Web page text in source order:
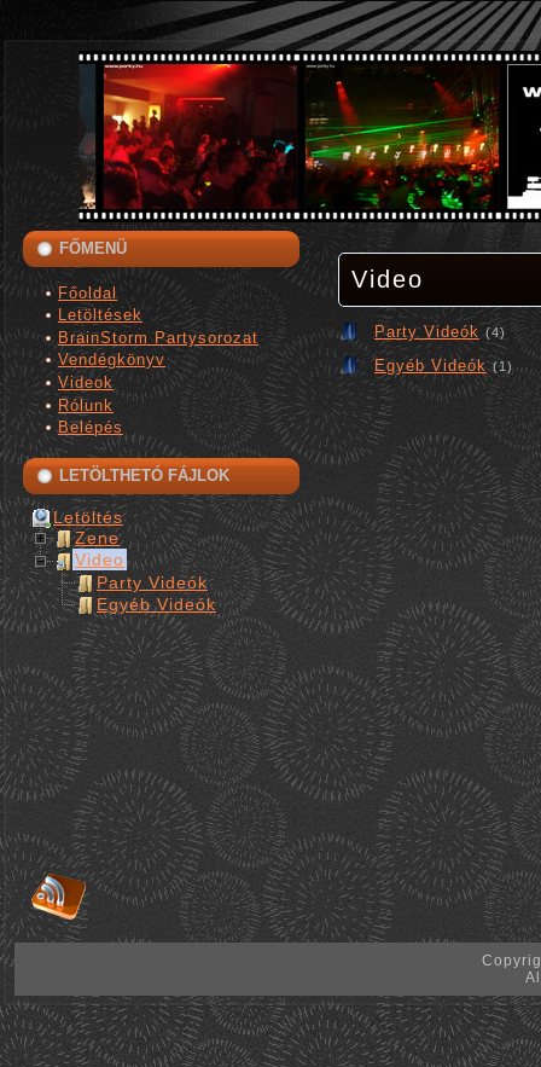
FŐMENÜ
Főoldal
Letöltések
BrainStorm Partysorozat
Vendégkönyv
Videok
Rólunk
Belépés
LETÖLTHETÓ FÁJLOK
Letöltés
Zene
Video
Party Videók
Egyéb Videók
Video
Party Videók (4)
Egyéb Videók (1)